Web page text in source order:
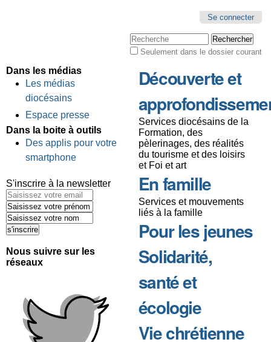
Se connecter
Chercher par
Seulement dans le dossier courant
Dans les médias
Les médias
diocésains
Espace presse
Dans la boite à outils
Des applis pour votre
smartphone
S'inscrire à la newsletter
Nous suivre sur les
réseaux
Découverte et
Services diocésains de la
Formation, des
pèlerinages, des réalités
du tourisme et des loisirs
et Foi et art
En famille
Services et mouvements
liés à la famille
Pour les jeunes
Solidarité,
santé et
écologie
Vie chrétienne